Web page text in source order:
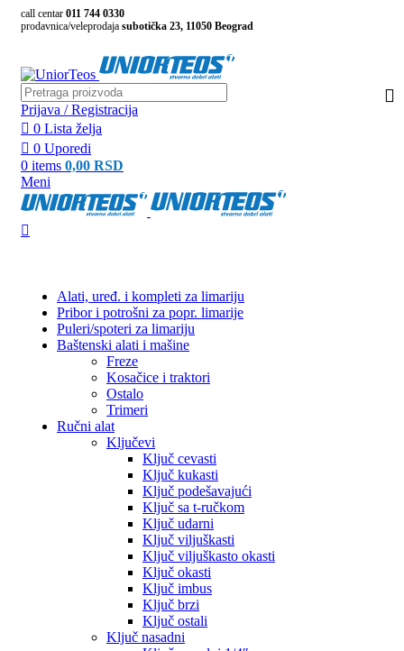
call centar 011 744 0330
prodavnica/veleprodaja subotička 23, 11050 Beograd
Prijava / Registracija
0 Lista želja
0 Uporedi
0 items 0,00 RSD
Meni
Alati, uređ. i kompleti za limariju
Pribor i potrošni za popr. limarije
Puleri/spoteri za limariju
Baštenski alati i mašine
Freze
Kosačice i traktori
Ostalo
Trimeri
Ručni alat
Ključevi
Ključ cevasti
Ključ kukasti
Ključ podešavajući
Ključ sa t-ručkom
Ključ udarni
Ključ viljuškasti
Ključ viljuškasto okasti
Ključ okasti
Ključ imbus
Ključ brzi
Ključ ostali
Ključ nasadni